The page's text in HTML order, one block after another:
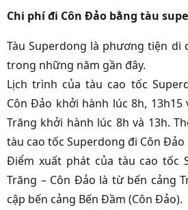
Chi phí đi Côn Đảo bằng tàu
Tàu Superdong là phương tiện di
trong những năm gần đây.
Lịch trình của tàu cao tốc
Côn Đảo khởi hành lúc 8h, 13h15
Trăng khởi hành lúc 8h và 13h.
tàu cao tốc Superdong đi Côn Đảo
Điểm xuất phát của tàu cao tốc
Trăng – Côn Đảo là từ bến cảng
cập bến cảng Bến Đầm (Côn Đảo).